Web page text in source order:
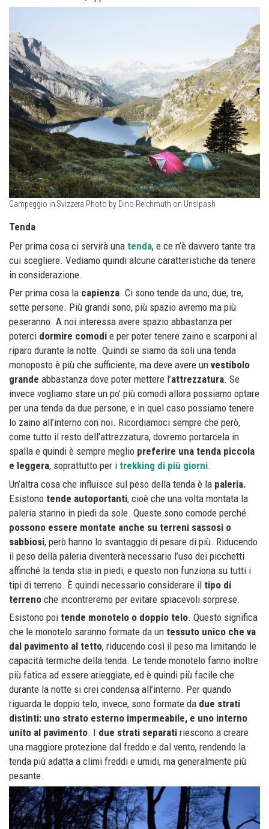
Campeggio in Svizzera Photo by Dino Reichmuth on Unslpash
Tenda
Per prima cosa ci servirà una tenda, e ce n’è davvero tante tra
cui scegliere. Vediamo quindi alcune caratteristiche da tenere
in considerazione.
Per prima cosa la capienza. Ci sono tende da uno, due, tre,
sette persone. Più grandi sono, più spazio avremo ma più
peseranno. A noi interessa avere spazio abbastanza per
poterci dormire comodi e per poter tenere zaino e scarponi al
riparo durante la notte. Quindi se siamo da soli una tenda
monoposto è più che sufficiente, ma deve avere un vestibolo
grande abbastanza dove poter mettere l’attrezzatura. Se
invece vogliamo stare un po’ più comodi allora possiamo optare
per una tenda da due persone, e in quel caso possiamo tenere
lo zaino all’interno con noi. Ricordiamoci sempre che però,
come tutto il resto dell’attrezzatura, dovremo portarcela in
spalla e quindi è sempre meglio preferire una tenda piccola
e leggera, soprattutto per i trekking di più giorni.
Un’altra cosa che influisce sul peso della tenda è la paleria.
Esistono tende autoportanti, cioè che una volta montata la
paleria stanno in piedi da sole. Queste sono comode perché
possono essere montate anche su terreni sassosi o
sabbiosi, però hanno lo svantaggio di pesare di più. Riducendo
il peso della paleria diventerà necessario l’uso dei picchetti
affinché la tenda stia in piedi, e questo non funziona su tutti i
tipi di terreno. È quindi necessario considerare il tipo di
terreno che incontreremo per evitare spiacevoli sorprese.
Esistono poi tende monotelo o doppio telo. Questo significa
che le monotelo saranno formate da un tessuto unico che va
dal pavimento al tetto, riducendo così il peso ma limitando le
capacità termiche della tenda. Le tende monotelo fanno inoltre
più fatica ad essere arieggiate, ed è quindi più facile che
durante la notte si crei condensa all’interno. Per quando
riguarda le doppio telo, invece, sono formate da due strati
distinti: uno strato esterno impermeabile, e uno interno
unito al pavimento. I due strati separati riescono a creare
una maggiore protezione dal freddo e dal vento, rendendo la
tenda più adatta a climi freddi e umidi, ma generalmente più
pesante.